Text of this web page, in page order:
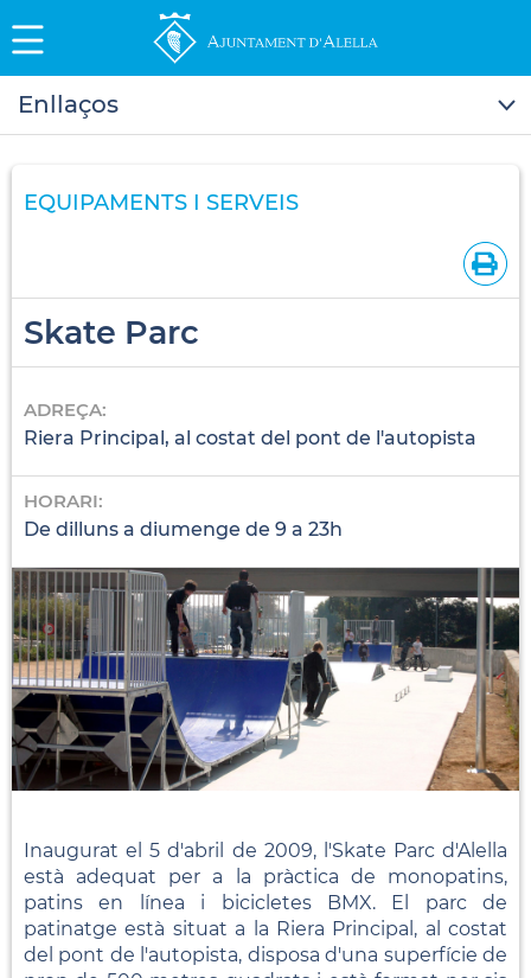
Enllaços
EQUIPAMENTS I SERVEIS
Skate Parc
ADREÇA:
Riera Principal, al costat del pont de l'autopista
HORARI:
De dilluns a diumenge de 9 a 23h
Inaugurat el 5 d'abril de 2009, l'Skate Parc d'Alella
està adequat per a la pràctica de monopatins,
patins en línea i bicicletes BMX. El parc de
patinatge està situat a la Riera Principal, al costat
del pont de l'autopista, disposa d'una superfície de